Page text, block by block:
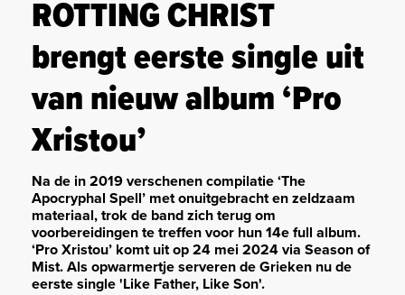
ROTTING CHRIST
brengt eerste single uit
van nieuw album ‘Pro
Xristou’
Na de in 2019 verschenen compilatie ‘The
Apocryphal Spell’ met onuitgebracht en zeldzaam
materiaal, trok de band zich terug om
voorbereidingen te treffen voor hun 14e full album.
‘Pro Xristou’ komt uit op 24 mei 2024 via Season of
Mist. Als opwarmertje serveren de Grieken nu de
eerste single 'Like Father, Like Son'.